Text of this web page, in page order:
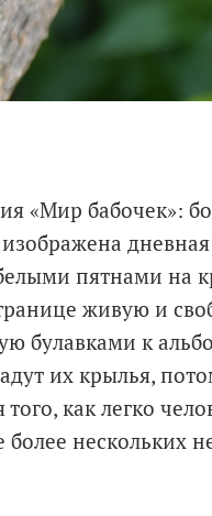
«Мир бабочек»:
пятнами на
живую и
булавками к
их крылья,
как легко
нескольких